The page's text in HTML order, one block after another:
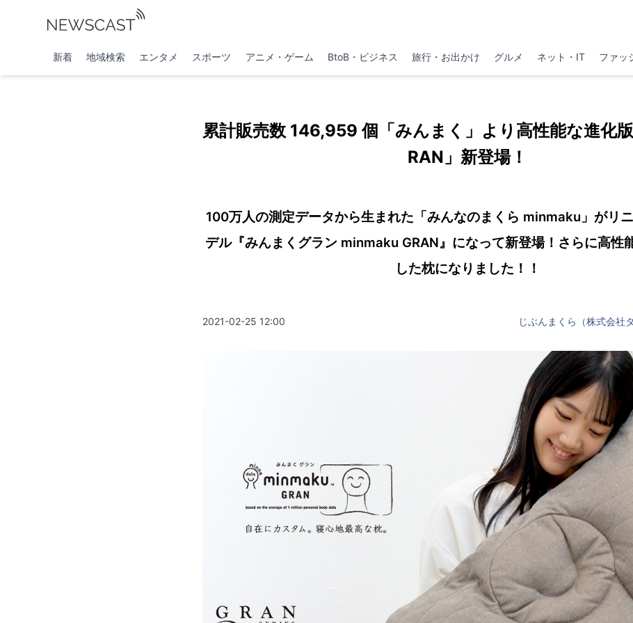
新着 地域検索 エンタメ スポーツ アニメ・ゲーム BtoB・ビジネス 旅行・お出かけ グルメ ネット・IT ファッ
累計販売数 146,959 個「みんまく」より高性能な進化
RAN」新登場！
100万人の測定データから生まれた「みんなのまくら minmaku」がリ
デル『みんまくグラン minmaku GRAN』になって新登場！さらに高性
した枕になりました！！
2021-02-25 12:00 じぶんまくら（株式会社